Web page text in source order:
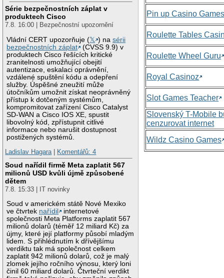
Série bezpečnostních záplat v
produktech Cisco
7.8. 16:00 | Bezpečnostní upozornění
Vládní CERT upozorňuje (𝕏 ) nasérii
bezpečnostních záplat
(CVSS 9.9) v
produktech Cisco řešících kritické
zranitelnosti umožňující obejití
autentizace, eskalaci oprávnění,
vzdálené spuštění kódu a odepření
služby. Úspěšné zneužití může
útočníkům umožnit získat neoprávněný
přístup k dotčeným systémům,
kompromitovat zařízení Cisco Catalyst
SD-WAN a Cisco IOS XE, spustit
libovolný kód, zpřístupnit citlivé
informace nebo narušit dostupnost
postižených systémů.
Ladislav Hagara| Komentářů: 4
Soud nařídil firmě Meta zaplatit 567
milionů USD kvůli újmě způsobené
dětem
7.8. 15:33 | IT novinky
Soud v americkém státě Nové Mexiko
ve čtvrtek nařídil
internetové
společnosti Meta Platforms zaplatit 567
milionů dolarů (téměř 12 miliard Kč) za
újmy, které její platformy působí mladým
lidem. S přihlédnutím k dřívějšímu
verdiktu tak má společnost celkem
zaplatit 942 milionů dolarů, což je malý
zlomek jejího ročního výnosu, který loni
činil 60 miliard dolarů. Čtvrteční verdikt
Pin up Casino
Roulette Tables
Roulette Wheel Guru
Royal Casinoz
Slot Games Teacher
Slovenský T-Mobile
cenzurovat internet
Wildz Casino Games